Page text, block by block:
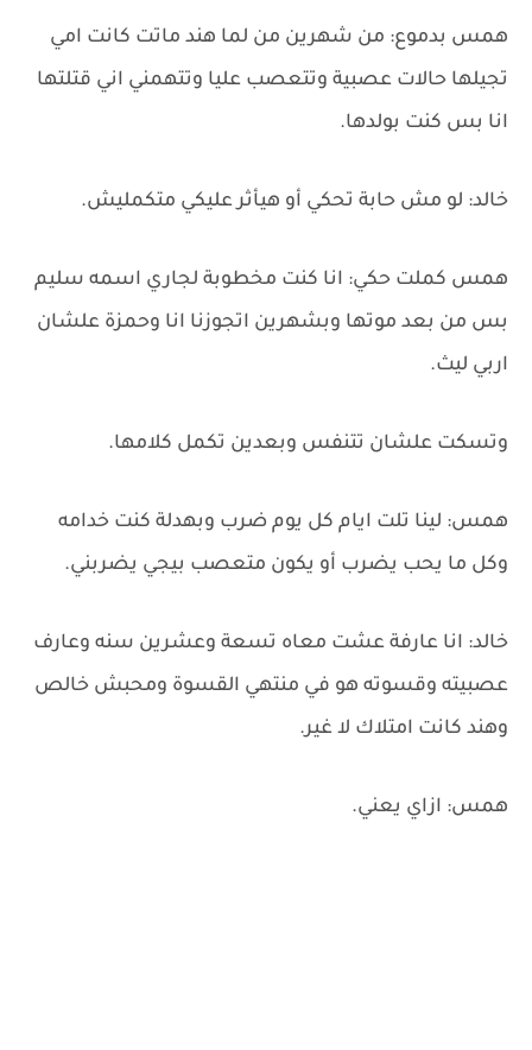
همس بدموع: من شهرين من لما هند ماتت كانت امي
تجيلها حالات عصبية وتتعصب عليا وتتهمني اني قتلتها
انا بس كنت بولدها.
خالد: لو مش حابة تحكي أو هيأثر عليكي متكمليش.
همس كملت حكي: انا كنت مخطوبة لجاري اسمه سليم
بس من بعد موتها وبشهرين اتجوزنا انا وحمزة علشان
اربي ليث.
وتسكت علشان تتنفس وبعدين تكمل كلامها.
همس: لينا تلت ايام كل يوم ضرب وبهدلة كنت خدامه
وكل ما يحب يضرب أو يكون متعصب بيجي يضربني.
خالد: انا عارفة عشت معاه تسعة وعشرين سنه وعارف
عصبيته وقسوته هو في منتهي القسوة ومحبش خالص
وهند كانت امتلاك لا غير.
همس: ازاي يعني.